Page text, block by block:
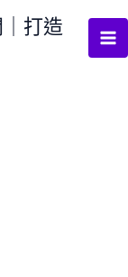
打造